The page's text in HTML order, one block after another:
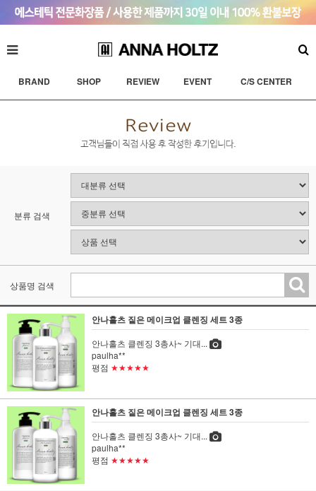
BRAND SHOP REVIEW EVENT C/S CENTER
분류 검색
상품명 검색
안나홀츠 짙은 메이크업 클렌징 세트 3종
안나홀츠 클렌징 3총사~ 기대...
paulha**
평점 ★★★★★
안나홀츠 짙은 메이크업 클렌징 세트 3종
안나홀츠 클렌징 3총사~ 기대...
paulha**
평점 ★★★★★